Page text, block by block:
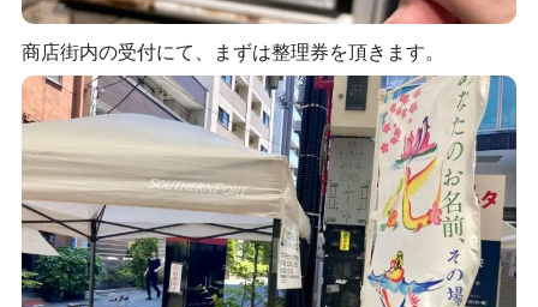
商店街内の受付にて、まずは整理券を頂きます。